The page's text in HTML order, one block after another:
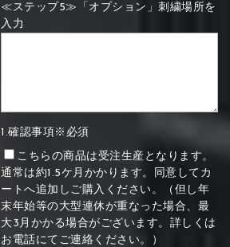
≪ステップ5≫「オプション」刺繍場所を
入力
1.確認事項※必須
こちらの商品は受注生産となります。
通常は約1.5ケ月かかります。同意してカ
ートへ追加しご購入ください。（但し年
末年始等の大型連休が重なった場合、最
大3月かかる場合がございます。詳しくは
お電話にてご連絡ください。）